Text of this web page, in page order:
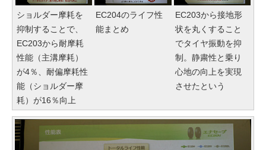
ショルダー摩耗を
抑制することで、
EC203から耐摩耗
性能（主溝摩耗）
が4％、耐偏摩耗性
能（ショルダー摩
耗）が16％向上
EC204のライフ性
能まとめ
EC203から接地形
状を丸くすること
でタイヤ振動を抑
制。静粛性と乗り
心地の向上を実現
させたという